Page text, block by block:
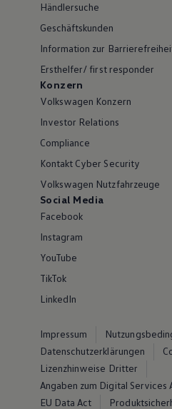
Händlersuche
Geschäftskunden
Information zur
Ersthelfer/ first responder
Konzern
Volkswagen Konzern
Investor Relations
Compliance
Kontakt Cyber Security
Volkswagen Nutzfahrzeuge
Social Media
Facebook
Instagram
YouTube
TikTok
LinkedIn
Impressum
Datenschutzerklärungen
Lizenzhinweise Dritter
Angaben zum Digital Services
EU Data Act